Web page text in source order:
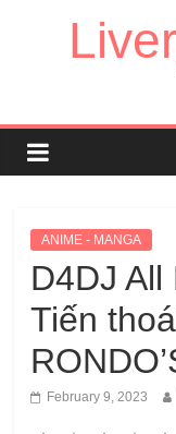
ANIME - MANGA
D4DJ
Tiến
February 9, 2023